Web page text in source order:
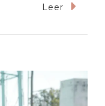
Chicago
La
Leer